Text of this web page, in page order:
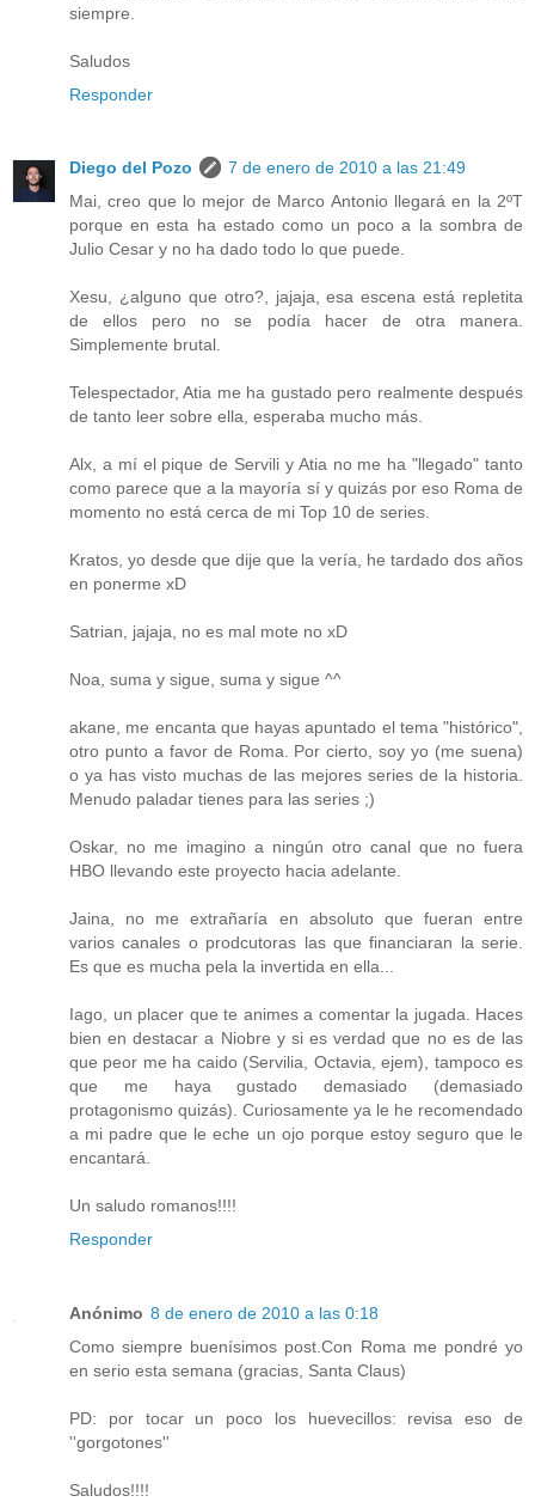
siempre.
Saludos
Responder
Diego del Pozo
7 de enero de 2010 a las 21:49
Mai, creo que lo mejor de Marco Antonio llegará en la 2ºT
porque en esta ha estado como un poco a la sombra de
Julio Cesar y no ha dado todo lo que puede.
Xesu, ¿alguno que otro?, jajaja, esa escena está repletita
de ellos pero no se podía hacer de otra manera.
Simplemente brutal.
Telespectador, Atia me ha gustado pero realmente después
de tanto leer sobre ella, esperaba mucho más.
Alx, a mí el pique de Servili y Atia no me ha "llegado" tanto
como parece que a la mayoría sí y quizás por eso Roma de
momento no está cerca de mi Top 10 de series.
Kratos, yo desde que dije que la vería, he tardado dos años
en ponerme xD
Satrian, jajaja, no es mal mote no xD
Noa, suma y sigue, suma y sigue ^^
akane, me encanta que hayas apuntado el tema "histórico",
otro punto a favor de Roma. Por cierto, soy yo (me suena)
o ya has visto muchas de las mejores series de la historia.
Menudo paladar tienes para las series ;)
Oskar, no me imagino a ningún otro canal que no fuera
HBO llevando este proyecto hacia adelante.
Jaina, no me extrañaría en absoluto que fueran entre
varios canales o prodcutoras las que financiaran la serie.
Es que es mucha pela la invertida en ella...
Iago, un placer que te animes a comentar la jugada. Haces
bien en destacar a Niobre y si es verdad que no es de las
que peor me ha caido (Servilia, Octavia, ejem), tampoco es
que me haya gustado demasiado (demasiado
protagonismo quizás). Curiosamente ya le he recomendado
a mi padre que le eche un ojo porque estoy seguro que le
encantará.
Un saludo romanos!!!!
Responder
Anónimo 8 de enero de 2010 a las 0:18
Como siempre buenísimos post.Con Roma me pondré yo
en serio esta semana (gracias, Santa Claus)
PD: por tocar un poco los huevecillos: revisa eso de
''gorgotones''
Saludos!!!!